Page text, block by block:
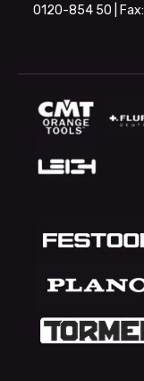
0120-854 50 | Fax: